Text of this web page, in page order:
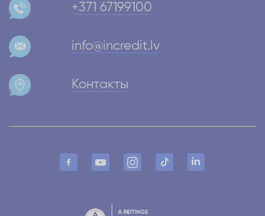
+371 67199100
info@incredit.lv
Контакты